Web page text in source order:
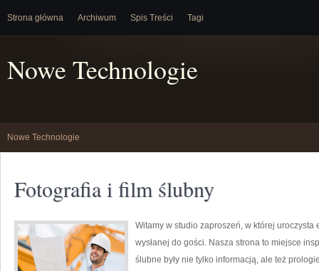
Strona główna Archiwum Spis Treści Tagi
Nowe Technologie
Nowe Technologie
Fotografia i film ślubny
Witamy w studio zaproszeń, w której
wysłanej do gości. Nasza strona to miejsce
ślubne były nie tylko informacją, ale też